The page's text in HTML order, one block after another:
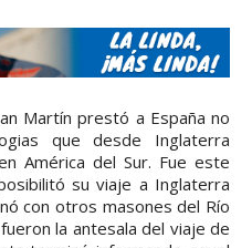
Martín prestó a España no
que desde Inglaterra
América del Sur. Fue este
su viaje a Inglaterra
con otros masones del Río
la antesala del viaje de